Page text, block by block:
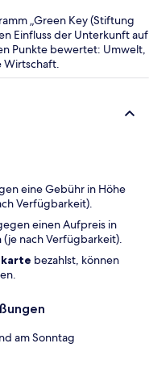
„Green Key (Stiftung
Einfluss der Unterkunft auf
Punkte bewertet: Umwelt,
Wirtschaft.
eine Gebühr in Höhe
Verfügbarkeit).
einen Aufpreis in
nach Verfügbarkeit).
bezahlst, können
am Sonntag